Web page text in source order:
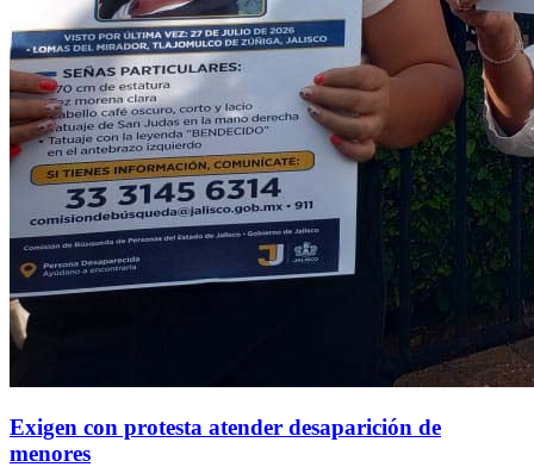
Exigen con protesta atender desaparición de
menores